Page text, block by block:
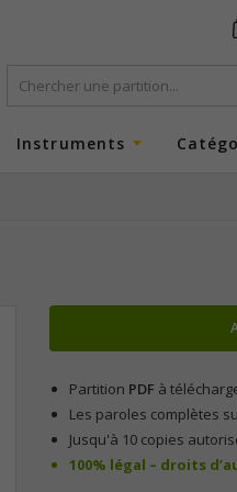
Instruments
Partition PDF à
Les paroles complètes
Jusqu'à 10 copies
100% légal – droits